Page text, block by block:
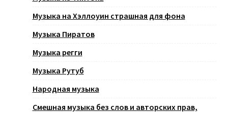
Музыка на Хэллоуин страшная для фона
Музыка Пиратов
Музыка регги
Музыка Рутуб
Народная музыка
Смешная музыка без слов и авторских прав,